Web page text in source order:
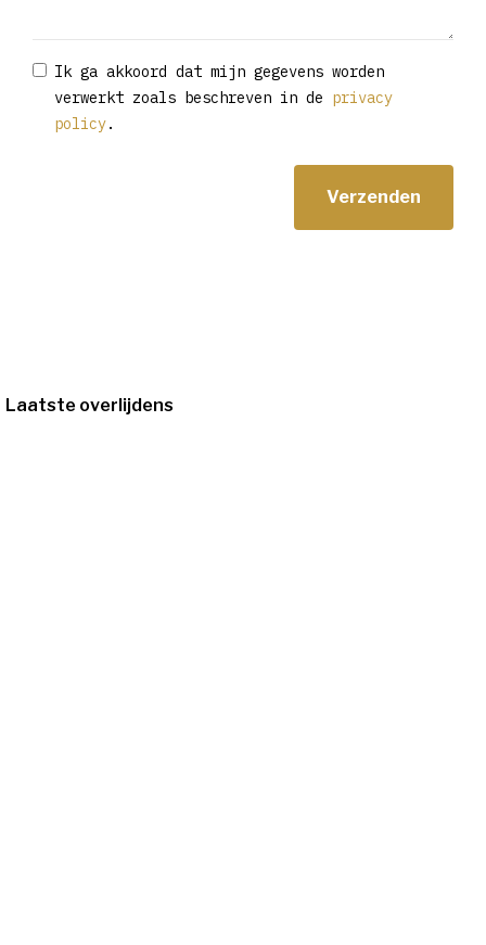
Ik ga akkoord dat mijn gegevens worden
verwerkt zoals beschreven in de privacy
policy.
Laatste overlijdens